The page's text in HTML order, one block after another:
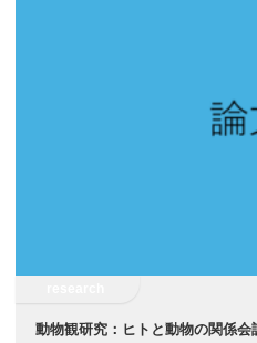
動物観研究：ヒトと動物の関係会